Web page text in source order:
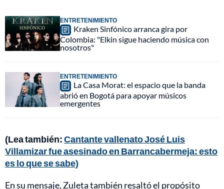
ENTRETENIMIENTO
Kraken Sinfónico arranca gira por
Colombia: "Elkin sigue haciendo música con
nosotros"
ENTRETENIMIENTO
La Casa Morat: el espacio que la banda
abrió en Bogotá para apoyar músicos
emergentes
(Lea también:Cantante vallenato José Luis
Villamizar fue asesinado en Barrancabermeja: esto
es lo que se sabe)
En su mensaje, Zuleta también resaltó el propósito